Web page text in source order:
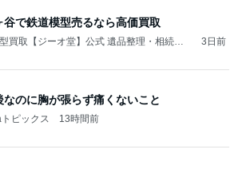
谷で鉄道模型売るなら高価買取
買取【ジーオ堂】公式 遺品整理・相続で
3日前
なのに胸が張らず痛くないこと
ピックス 13時間前